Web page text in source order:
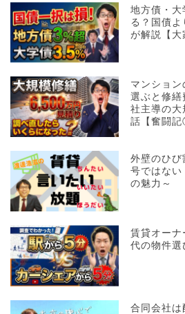
地方債・大
る？国債
が解説【大
マンション
選ぶと修繕
社主導の大
話【奮闘記
外壁のひび
号ではない
の魅力～
賃貸オーナ
代の物件選
合同会社は